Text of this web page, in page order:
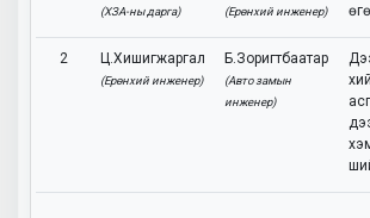
(ХЗА-ны дарга) (Ерөнхий инженер)
2 Ц.Хишигжаргал
(Ерөнхий инженер)
Б.Зоригтбаатар
(Авто замын
инженер)